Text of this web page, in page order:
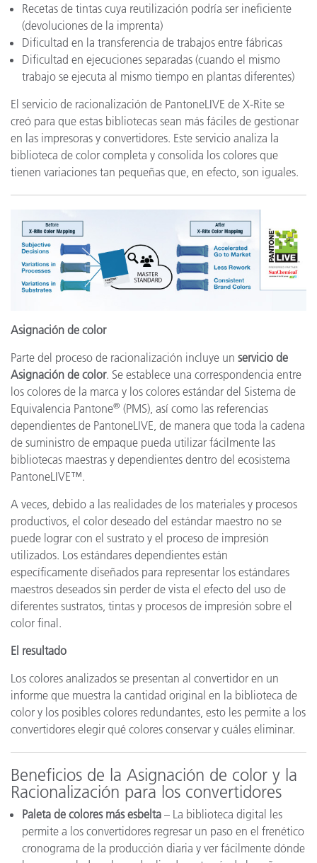
Recetas de tintas cuya reutilización podría ser ineficiente
(devoluciones de la imprenta)
Dificultad en la transferencia de trabajos entre fábricas
Dificultad en ejecuciones separadas (cuando el mismo
trabajo se ejecuta al mismo tiempo en plantas diferentes)
El servicio de racionalización de PantoneLIVE de X-Rite se
creó para que estas bibliotecas sean más fáciles de gestionar
en las impresoras y convertidores. Este servicio analiza la
biblioteca de color completa y consolida los colores que
tienen variaciones tan pequeñas que, en efecto, son iguales.
Asignación de color
Parte del proceso de racionalización incluye un servicio de
Asignación de color. Se establece una correspondencia entre
los colores de la marca y los colores estándar del Sistema de
Equivalencia Pantone® (PMS), así como las referencias
dependientes de PantoneLIVE, de manera que toda la cadena
de suministro de empaque pueda utilizar fácilmente las
bibliotecas maestras y dependientes dentro del ecosistema
PantoneLIVE™.
A veces, debido a las realidades de los materiales y procesos
productivos, el color deseado del estándar maestro no se
puede lograr con el sustrato y el proceso de impresión
utilizados. Los estándares dependientes están
específicamente diseñados para representar los estándares
maestros deseados sin perder de vista el efecto del uso de
diferentes sustratos, tintas y procesos de impresión sobre el
color final.
El resultado
Los colores analizados se presentan al convertidor en un
informe que muestra la cantidad original en la biblioteca de
color y los posibles colores redundantes, esto les permite a los
convertidores elegir qué colores conservar y cuáles eliminar.
Beneficios de la Asignación de color y la
Racionalización para los convertidores
Paleta de colores más esbelta – La biblioteca digital les
permite a los convertidores regresar un paso en el frenético
cronograma de la producción diaria y ver fácilmente dónde